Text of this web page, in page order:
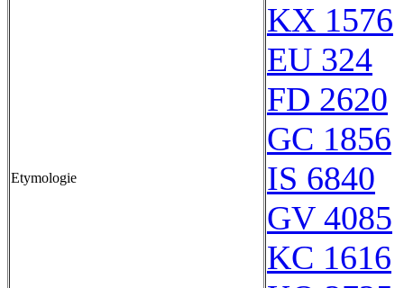
Etymologie
KX 1576
EU 324
FD 2620
GC 1856
IS 6840
GV 4085
KC 1616